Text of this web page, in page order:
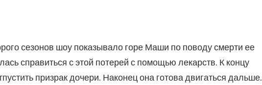
сезонов шоу показывало горе Маши по поводу смерти ее
справиться с этой потерей с помощью лекарств. К концу
призрак дочери. Наконец она готова двигаться дальше.